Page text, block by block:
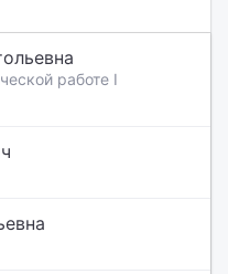
работе I